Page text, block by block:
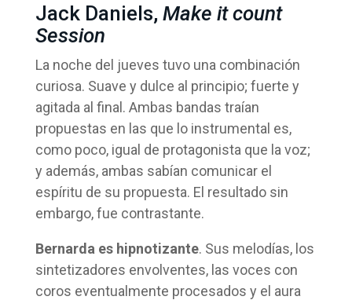
Jack Daniels, Make it count
Session
La noche del jueves tuvo una combinación
curiosa. Suave y dulce al principio; fuerte y
agitada al final. Ambas bandas traían
propuestas en las que lo instrumental es,
como poco, igual de protagonista que la voz;
y además, ambas sabían comunicar el
espíritu de su propuesta. El resultado sin
embargo, fue contrastante.
Bernarda es hipnotizante. Sus melodías, los
sintetizadores envolventes, las voces con
coros eventualmente procesados y el aura